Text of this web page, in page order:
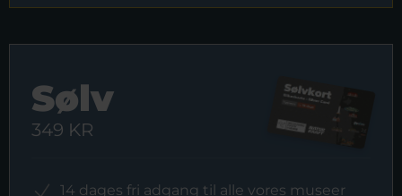
Sølv
349 KR
14 dages fri adgang til alle vores museer